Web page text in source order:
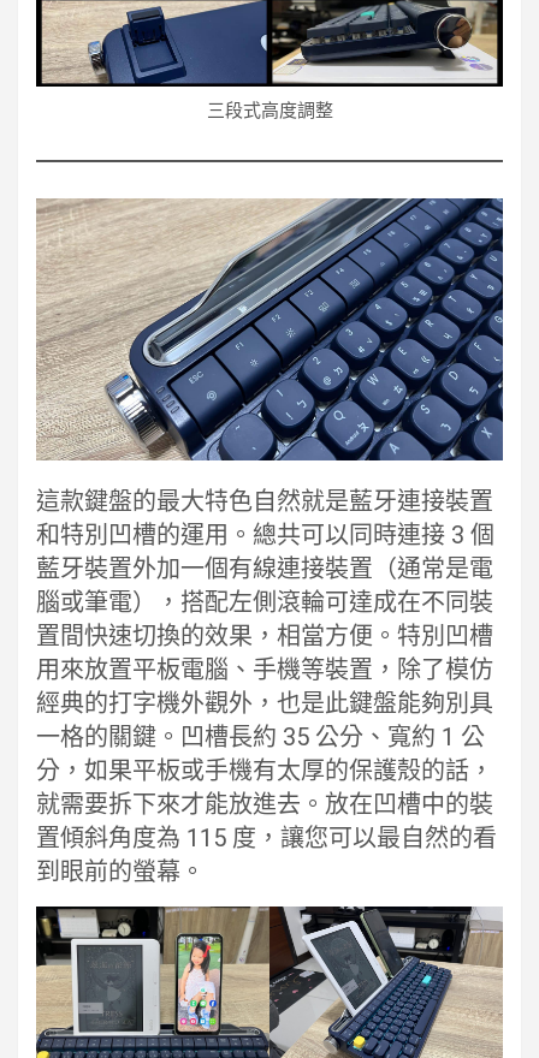
三段式高度調整
這款鍵盤的最大特色自然就是藍牙連接裝置
和特別凹槽的運用。總共可以同時連接 3 個
藍牙裝置外加一個有線連接裝置（通常是電
腦或筆電），搭配左側滾輪可達成在不同裝
置間快速切換的效果，相當方便。特別凹槽
用來放置平板電腦、手機等裝置，除了模仿
經典的打字機外觀外，也是此鍵盤能夠別具
一格的關鍵。凹槽長約 35 公分、寬約 1 公
分，如果平板或手機有太厚的保護殼的話，
就需要拆下來才能放進去。放在凹槽中的裝
置傾斜角度為 115 度，讓您可以最自然的看
到眼前的螢幕。